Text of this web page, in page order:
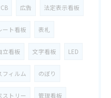
広告 法定表示看板
ート看板 表札
立看板 文字看板 LED
フィルム のぼり
ストリー 管理看板